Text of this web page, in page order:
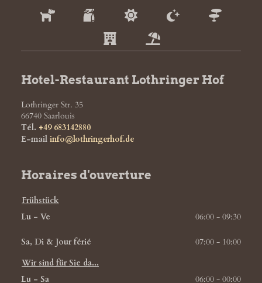
Hotel-Restaurant Lothringer Hof
Lothringer Str. 35
66740 Saarlouis
Tél. +49 683142880
E-mail info@lothringerhof.de
Horaires d'ouverture
Frühstück
Lu - Ve
06:00 - 09:30
Sa, Di & Jour férié
07:00 - 10:00
Wir sind für Sie da...
Lu - Sa
06:00 - 00:00